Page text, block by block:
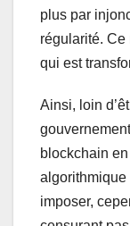
plus par
régularité. Ce
qui est
Ainsi, loin
blockchain
algorithmique
imposer,